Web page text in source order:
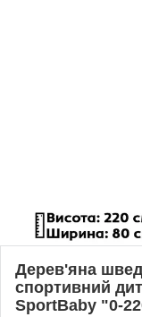
Дерев'яна
спортивний
SportBaby "0-